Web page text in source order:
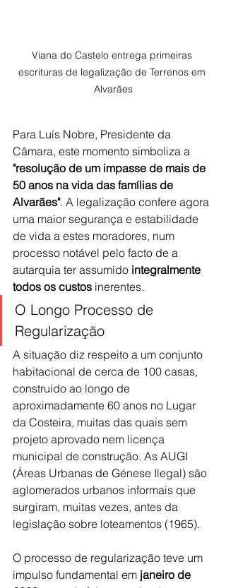
Viana do Castelo entrega primeiras
escrituras de legalização de Terrenos em
Alvarães
Para Luís Nobre, Presidente da
Câmara, este momento simboliza a
"resolução de um impasse de mais de
50 anos na vida das famílias de
Alvarães". A legalização confere agora
uma maior segurança e estabilidade
de vida a estes moradores, num
processo notável pelo facto de a
autarquia ter assumido integralmente
todos os custos inerentes.
O Longo Processo de
Regularização
A situação diz respeito a um conjunto
habitacional de cerca de 100 casas,
construído ao longo de
aproximadamente 60 anos no Lugar
da Costeira, muitas das quais sem
projeto aprovado nem licença
municipal de construção. As AUGI
(Áreas Urbanas de Génese Ilegal) são
aglomerados urbanos informais que
surgiram, muitas vezes, antes da
legislação sobre loteamentos (1965).
O processo de regularização teve um
impulso fundamental em janeiro de